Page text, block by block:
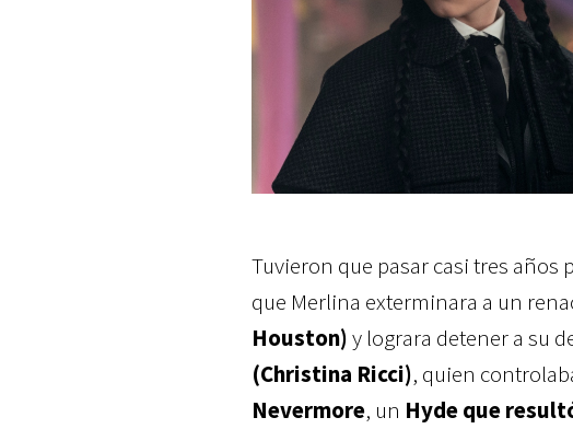
Tuvieron que pasar casi tres
que Merlina exterminara a un
Houston)y lograra detener a su
(Christina Ricci), quien
Nevermore, un Hyde que